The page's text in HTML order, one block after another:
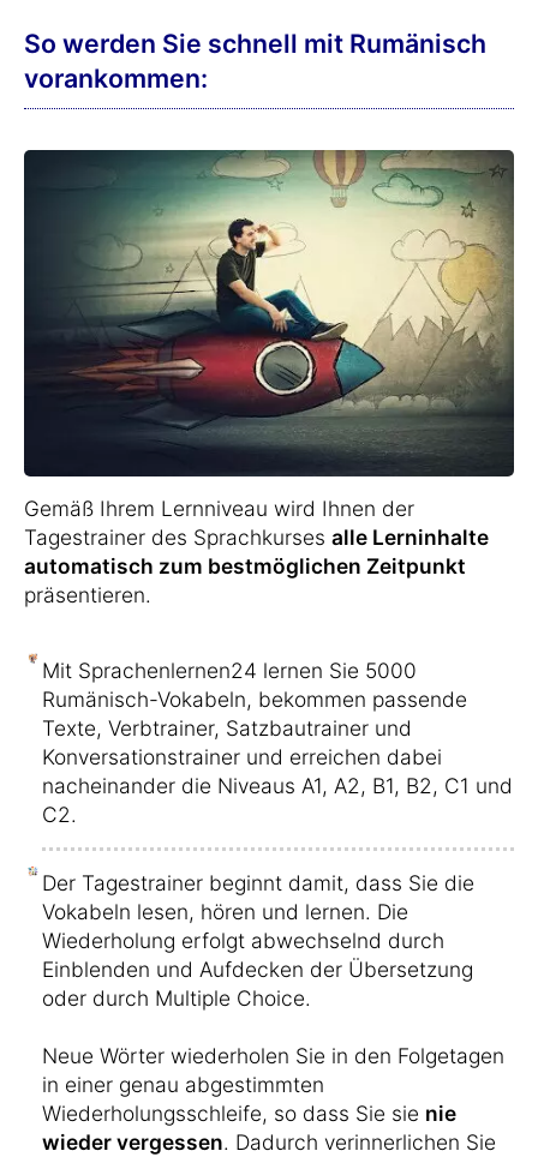
So werden Sie schnell mit Rumänisch
vorankommen:
Gemäß Ihrem Lernniveau wird Ihnen der
Tagestrainer des Sprachkurses alle Lerninhalte
automatisch zum bestmöglichen Zeitpunkt
präsentieren.
Mit Sprachenlernen24 lernen Sie 5000
Rumänisch-Vokabeln, bekommen passende
Texte, Verbtrainer, Satzbautrainer und
Konversationstrainer und erreichen dabei
nacheinander die Niveaus A1, A2, B1, B2, C1 und
C2.
Der Tagestrainer beginnt damit, dass Sie die
Vokabeln lesen, hören und lernen. Die
Wiederholung erfolgt abwechselnd durch
Einblenden und Aufdecken der Übersetzung
oder durch Multiple Choice.
Neue Wörter wiederholen Sie in den Folgetagen
in einer genau abgestimmten
Wiederholungsschleife, so dass Sie sie nie
wieder vergessen. Dadurch verinnerlichen Sie